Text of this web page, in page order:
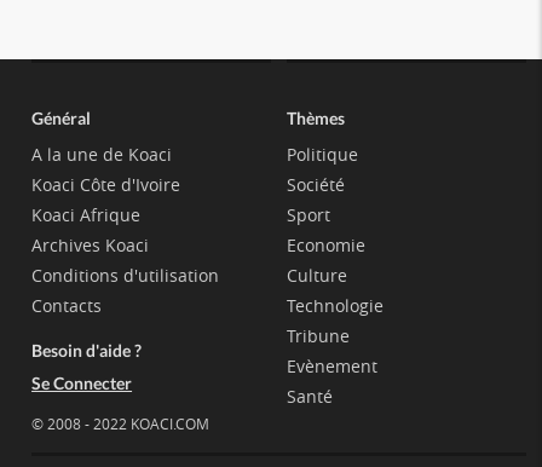
Général
A la une de Koaci
Koaci Côte d'Ivoire
Koaci Afrique
Archives Koaci
Conditions d'utilisation
Contacts
Besoin d'aide ?
Se Connecter
© 2008 - 2022 KOACI.COM
Thèmes
Politique
Société
Sport
Economie
Culture
Technologie
Tribune
Evènement
Santé